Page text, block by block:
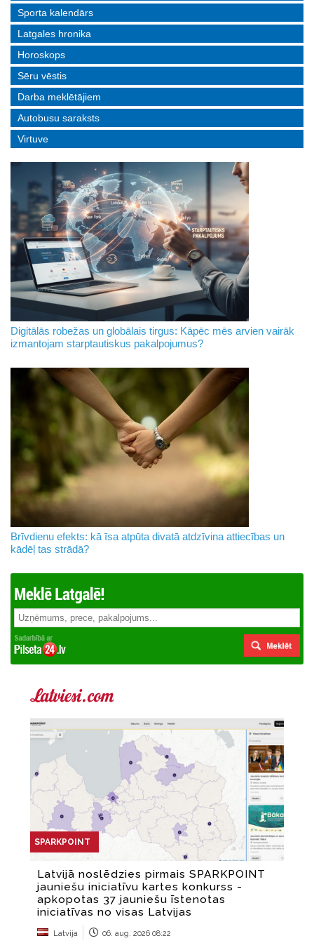
Sporta kalendārs
Latgales hronika
Horoskops
Sēru vēstis
Darba meklētājiem
Autobusu saraksts
Virtuve
Digitālās robežas un globālais tirgus: Kāpēc mēs arvien vairāk
izmantojam starptautiskus pakalpojumus?
Brīvdienu efekts: kā īsa atpūta divatā atdzīvina attiecības un
kādēļ tas strādā?